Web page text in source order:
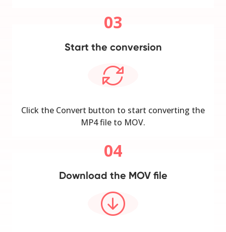
03
Start the conversion
Click the Convert button to start converting the
MP4 file to MOV.
04
Download the MOV file